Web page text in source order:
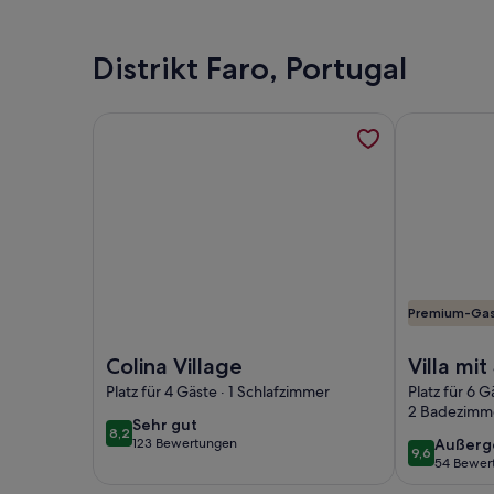
Distrikt Faro, Portugal
Colina Village
Platz für 4 Gäste · 1 Schlafzimmer
8,28,2 von 10
Sehr gut
sehr
gut
123 Bewertungen
(123
Premium-
Villa mit
privatem
Platz für 6
2
9,69,6 von 10
54
(54